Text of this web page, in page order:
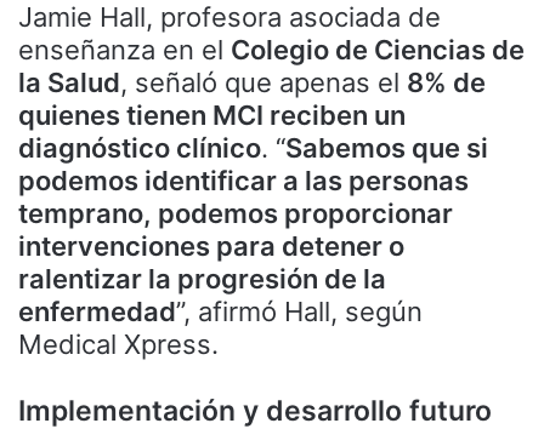
Jamie Hall, profesora asociada de
enseñanza en el Colegio de Ciencias de
la Salud, señaló que apenas el 8% de
quienes tienen MCI reciben un
diagnóstico clínico. “Sabemos que si
podemos identificar a las personas
temprano, podemos proporcionar
intervenciones para detener o
ralentizar la progresión de la
enfermedad”, afirmó Hall, según
Medical Xpress.
Implementación y desarrollo futuro